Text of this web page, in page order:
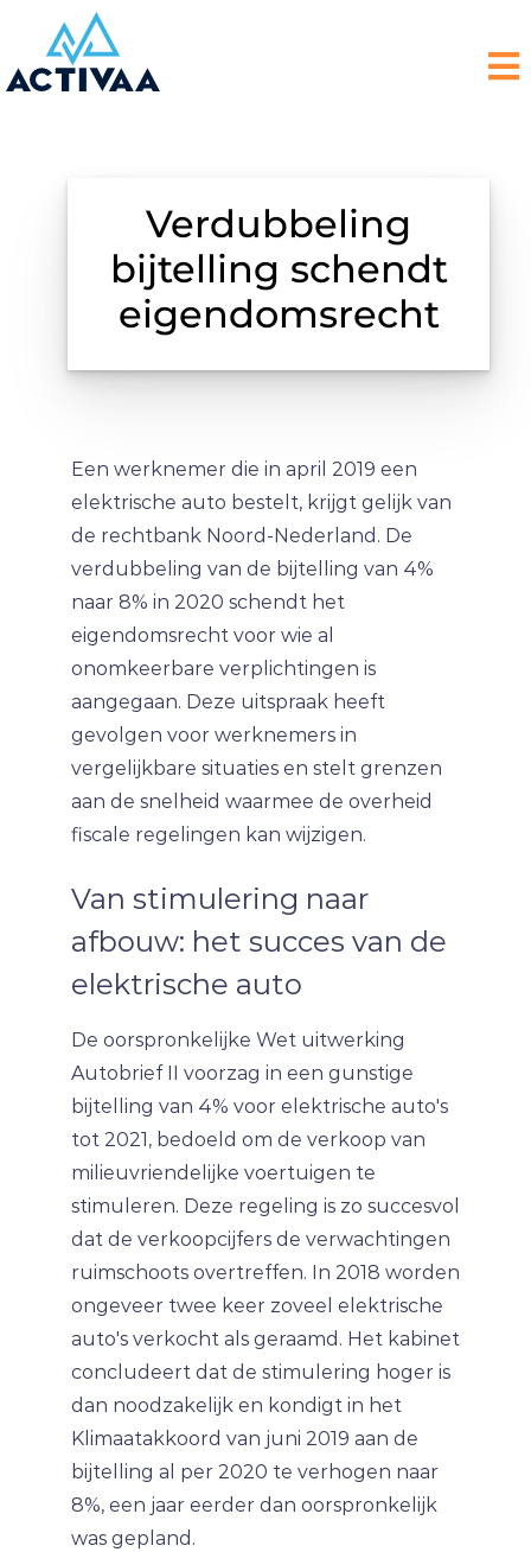
Verdubbeling
bijtelling schendt
eigendomsrecht
Een werknemer die in april 2019 een
elektrische auto bestelt, krijgt gelijk van
de rechtbank Noord-Nederland. De
verdubbeling van de bijtelling van 4%
naar 8% in 2020 schendt het
eigendomsrecht voor wie al
onomkeerbare verplichtingen is
aangegaan. Deze uitspraak heeft
gevolgen voor werknemers in
vergelijkbare situaties en stelt grenzen
aan de snelheid waarmee de overheid
fiscale regelingen kan wijzigen.
Van stimulering naar
afbouw: het succes van de
elektrische auto
De oorspronkelijke Wet uitwerking
Autobrief II voorzag in een gunstige
bijtelling van 4% voor elektrische auto's
tot 2021, bedoeld om de verkoop van
milieuvriendelijke voertuigen te
stimuleren. Deze regeling is zo succesvol
dat de verkoopcijfers de verwachtingen
ruimschoots overtreffen. In 2018 worden
ongeveer twee keer zoveel elektrische
auto's verkocht als geraamd. Het kabinet
concludeert dat de stimulering hoger is
dan noodzakelijk en kondigt in het
Klimaatakkoord van juni 2019 aan de
bijtelling al per 2020 te verhogen naar
8%, een jaar eerder dan oorspronkelijk
was gepland.